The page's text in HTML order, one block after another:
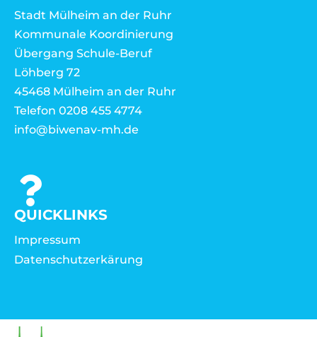
Stadt Mülheim an der Ruhr
Kommunale Koordinierung
Übergang Schule-Beruf
Löhberg 72
45468 Mülheim an der Ruhr
Telefon 0208 455 4774
info@biwenav-mh.de
QUICKLINKS
Impressum
Datenschutzerkärung